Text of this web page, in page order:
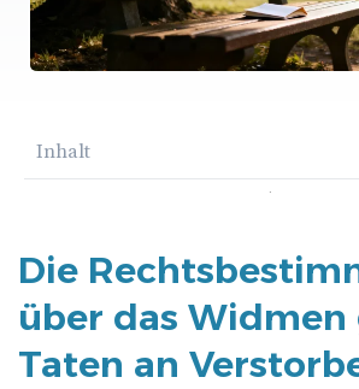
Inhalt
Die
über das
Taten an